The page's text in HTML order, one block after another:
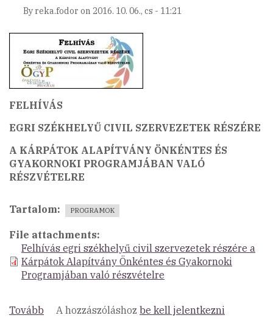
Byreka.fodor on 2016. 10. 06., cs - 11:21
FELHÍVÁS
EGRI SZÉKHELYŰ CIVIL SZERVEZETEK RÉSZÉRE
A KÁRPÁTOK ALAPÍTVÁNY ÖNKÉNTES ÉS
GYAKORNOKI PROGRAMJÁBAN VALÓ
RÉSZVÉTELRE
Tartalom PROGRAMOK
File attachments
Felhívás egri székhelyű civil szervezetek részére a
Kárpátok Alapítvány Önkéntes és Gyakornoki
Programjában való részvételre
Tovább (Felhívás
A hozzászóláshoz be kell jelentkezni